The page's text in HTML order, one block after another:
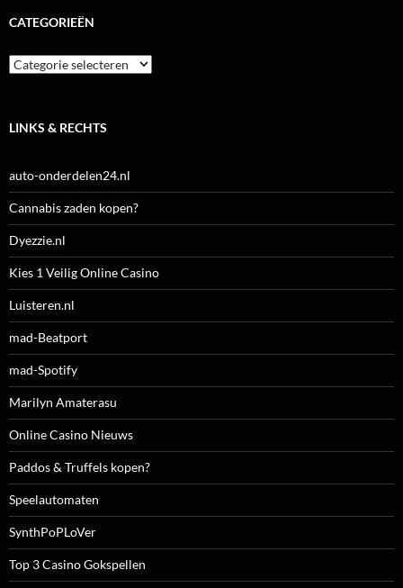
CATEGORIEËN
Categorieën
LINKS & RECHTS
auto-onderdelen24.nl
Cannabis zaden kopen?
Dyezzie.nl
Kies 1 Veilig Online Casino
Luisteren.nl
mad-Beatport
mad-Spotify
Marilyn Amaterasu
Online Casino Nieuws
Paddos & Truffels kopen?
Speelautomaten
SynthPoPLoVer
Top 3 Casino Gokspellen